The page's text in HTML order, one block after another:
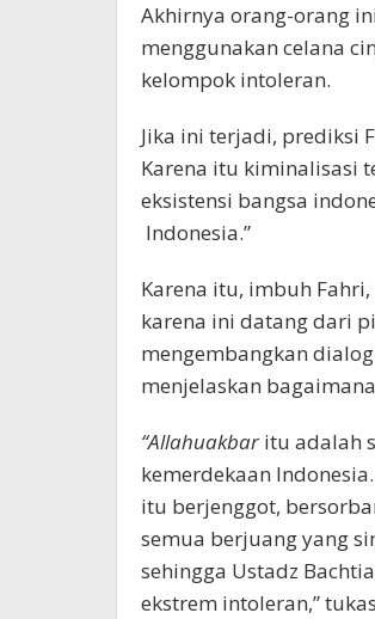
Akhirnya orang-orang
menggunakan celana
kelompok intoleran.
Jika ini terjadi, prediksi
Karena itu kiminalisasi
eksistensi bangsa
Indonesia.”
Karena itu, imbuh
karena ini datang dari
mengembangkan
menjelaskan
“Allahuakbar itu adalah
kemerdekaan
itu berjenggot,
semua berjuang yang
sehingga Ustadz
ekstrem intoleran,”